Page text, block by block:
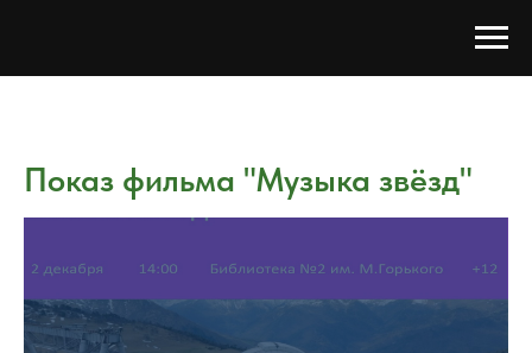
Показ фильма "Музыка звёзд"